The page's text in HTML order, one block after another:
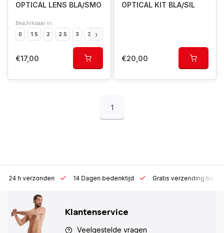
OPTICAL LENS BLA/SMO
Beschikbaar in
0
1.5 2 2.5 3 3.5
€17,00
OPTICAL KIT BLA/SIL
€20,00
1
h verzonden 14 Dagen bedenktijd Gratis verzending boven
Klantenservice
Veelgestelde vragen